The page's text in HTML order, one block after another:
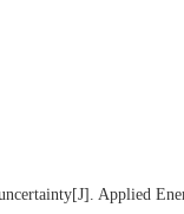
Applied